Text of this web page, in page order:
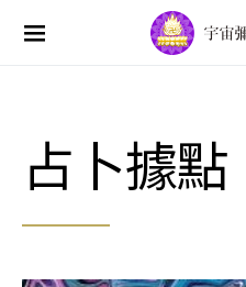
Search for:
占卜據點